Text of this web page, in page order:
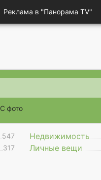
Реклама в "Панорама TV"
С фото
547
317
Недвижимость
Личные вещи